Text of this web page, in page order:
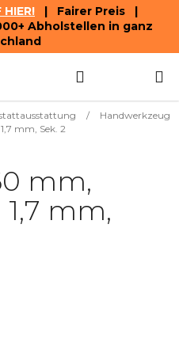
HIER! | Fairer Preis |
Abholstellen in ganz
/
Handwerkzeug
mm, Sek. 2
mm,
1,7 mm,